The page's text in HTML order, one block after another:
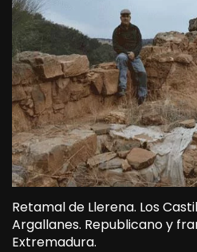
Retamal de Llerena. Los
Argallanes. Republicano y
Extremadura.